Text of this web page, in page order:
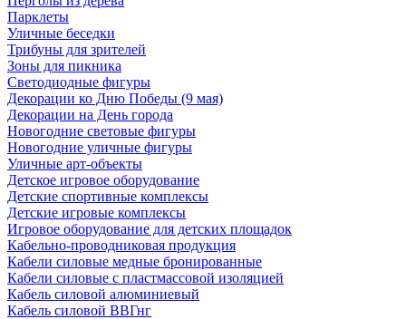
Парклеты
Уличные беседки
Трибуны для зрителей
Зоны для пикника
Светодиодные фигуры
Декорации ко Дню Победы (9 мая)
Декорации на День города
Новогодние световые фигуры
Новогодние уличные фигуры
Уличные арт-объекты
Детское игровое оборудование
Детские спортивные комплексы
Детские игровые комплексы
Игровое оборудование для детских площадок
Кабельно-проводниковая продукция
Кабели силовые медные бронированные
Кабели силовые с пластмассовой изоляцией
Кабель силовой алюминиевый
Кабель силовой ВВГнг